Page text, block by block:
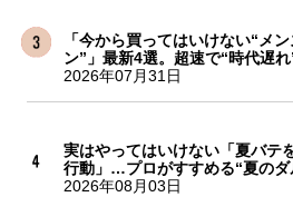
「今から買ってはいけない“メ
ン”」最新4選。超速で“時代遅
2026年07月31日
実はやってはいけない「夏バテ
行動」…プロがすすめる“夏のダ
2026年08月03日